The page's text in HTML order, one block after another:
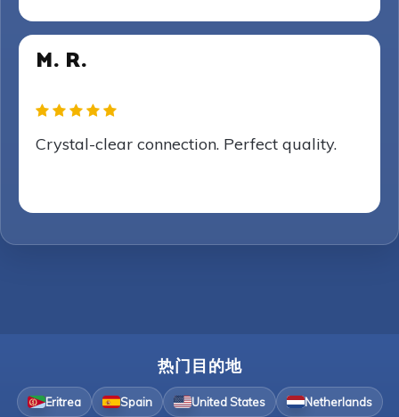
M. R.
Crystal-clear connection. Perfect quality.
热门目的地
Eritrea Spain United States Netherlands